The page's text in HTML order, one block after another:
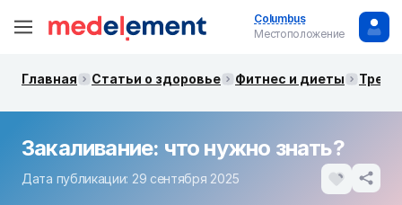
Columbus
Местоположение
Главная Статьи о здоровье Фитнес и диеты
Закаливание: что нужно знать?
Дата публикации: 29 сентября 2025